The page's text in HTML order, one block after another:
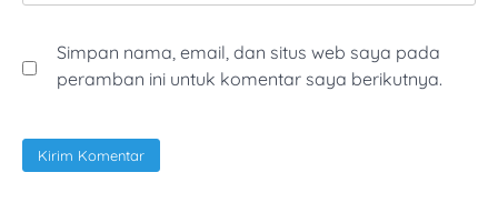
Simpan nama, email, dan situs web saya pada
peramban ini untuk komentar saya berikutnya.